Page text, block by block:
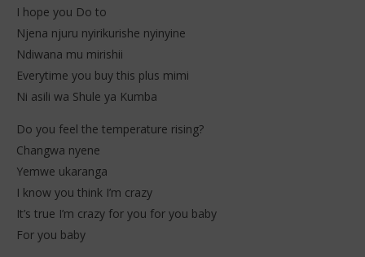
I hope you Do to
Njena njuru nyirikurishe nyinyine
Ndiwana mu mirishii
Everytime you buy this plus mimi
Ni asili wa Shule ya Kumba
Do you feel the temperature rising?
Changwa nyene
Yemwe ukaranga
I know you think I’m crazy
It’s true I’m crazy for you for you baby
For you baby